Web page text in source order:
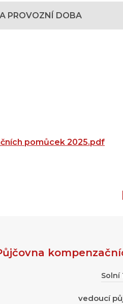
PROVOZNÍ DOBA
pomůcek 2025.pdf
Solní
vedoucí